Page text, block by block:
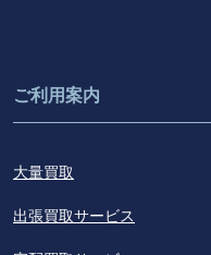
ご利用案内
大量買取
出張買取サービス